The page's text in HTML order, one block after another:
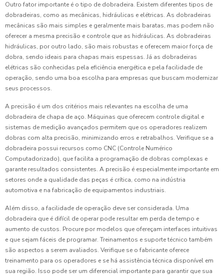
Outro fator importante é o tipo de dobradeira. Existem diferentes tipos de
dobradeiras, como as mecânicas, hidráulicas e elétricas. As dobradeiras
mecânicas são mais simples e geralmente mais baratas, mas podem não
oferecer a mesma precisão e controle que as hidráulicas. As dobradeiras
hidráulicas, por outro lado, são mais robustas e oferecem maior força de
dobra, sendo ideais para chapas mais espessas. Já as dobradeiras
elétricas são conhecidas pela eficiência energética e pela facilidade de
operação, sendo uma boa escolha para empresas que buscam modernizar
seus processos.
A precisão é um dos critérios mais relevantes na escolha de uma
dobradeira de chapa de aço. Máquinas que oferecem controle digital e
sistemas de medição avançados permitem que os operadores realizem
dobras com alta precisão, minimizando erros e retrabalhos. Verifique se a
dobradeira possui recursos como CNC (Controle Numérico
Computadorizado), que facilita a programação de dobras complexas e
garante resultados consistentes. A precisão é especialmente importante em
setores onde a qualidade das peças é crítica, como na indústria
automotiva e na fabricação de equipamentos industriais.
Além disso, a facilidade de operação deve ser considerada. Uma
dobradeira que é difícil de operar pode resultar em perda de tempo e
aumento de custos. Procure por modelos que ofereçam interfaces intuitivas
e que sejam fáceis de programar. Treinamentos e suporte técnico também
são aspectos a serem avaliados. Verifique se o fabricante oferece
treinamento para os operadores e se há assistência técnica disponível em
sua região. Isso pode ser um diferencial importante para garantir que sua